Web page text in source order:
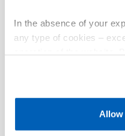
In the absence of your
any type of cookies –
policy.
Allow
alcune innovazioni
cilindro, tra cui la
testa connettori.
Descrizione